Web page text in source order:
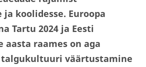
ja koolidesse. Euroopa
Tartu 2024 ja Eesti
raames on aga
väärtustamine